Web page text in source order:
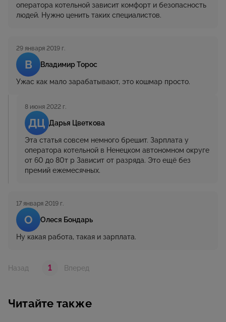
оператора котельной зависит комфорт и безопасность
людей. Нужно ценить таких специалистов.
В Владимир Торос
29 января 2019 г.
Ужас как мало зарабатывают, это кошмар просто.
ДЦ Дарья Цветкова
8 июня 2022 г.
Эта статья совсем немного брешит. Зарплата у
оператора котельной в Ненецком автономном округе
от 60 до 80т р Зависит от разряда. Это ещё без
премий ежемесячных.
О Олеся Бондарь
17 января 2019 г.
Ну какая работа, такая и зарплата.
Назад 1 Вперед
Читайте также